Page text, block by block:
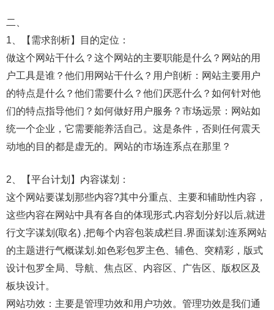
二、
1、【需求剖析】目的定位：
做这个网站干什么？这个网站的主要职能是什么？网站的用
户工具是谁？他们用网站干什么？用户剖析：网站主要用户
的特点是什么？他们需要什么？他们厌恶什么？如何针对他
们的特点指导他们？如何做好用户服务？市场远景：网站如
统一个企业，它需要能养活自己。这是条件，否则任何震天
动地的目的都是虚无的。网站的市场连系点在那里？
2、【平台计划】内容谋划：
这个网站要谋划那些内容?其中分重点、主要和辅助性内容，
这些内容在网站中具有各自的体现形式.内容划分好以后,就进
行文字谋划(取名) ,把每个内容包装成栏目.界面谋划:连系网站
的主题进行气概谋划.如色彩包罗主色、辅色、突精彩，版式
设计包罗全局、导航、焦点区、内容区、广告区、版权区及
板块设计。
网站功效：主要是管理功效和用户功效。管理功效是我们通